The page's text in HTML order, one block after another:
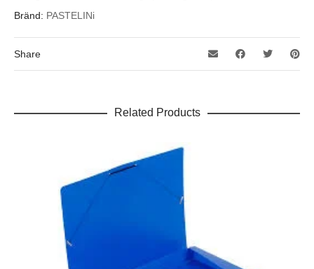
Bränd: PASTELINi
Share
Related Products